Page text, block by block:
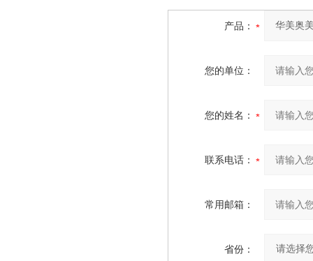
产品：
您的单位：
您的姓名：
联系电话：
常用邮箱：
省份：